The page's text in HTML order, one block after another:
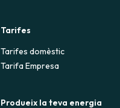
Tarifes
Tarifes domèstic
Tarifa Empresa
Produeix la teva energia